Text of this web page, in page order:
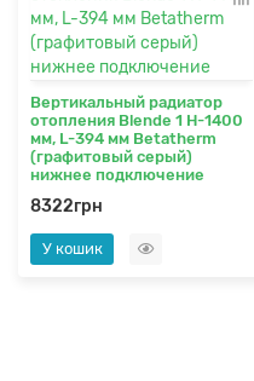
Вертикальный радиатор
отопления Blende 1 H-1400
мм, L-394 мм Betatherm
(графитовый серый)
нижнее подключение
8322грн
У кошик